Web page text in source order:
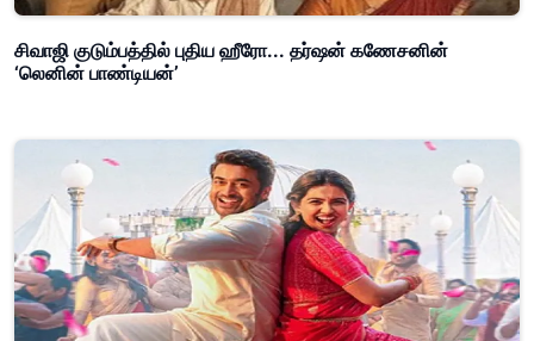
சிவாஜி குடும்பத்தில் புதிய ஹீரோ... தர்ஷன் கணேசனின்
‘லெனின் பாண்டியன்’